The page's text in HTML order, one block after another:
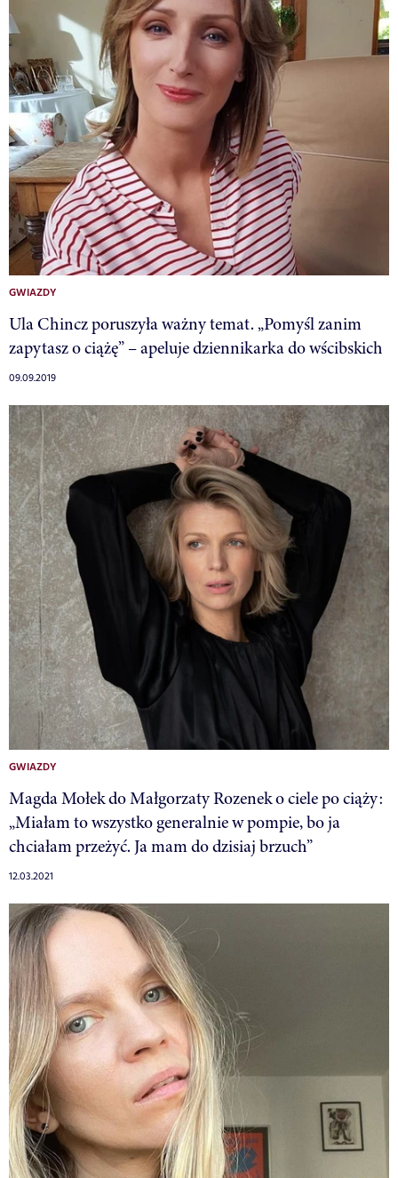
GWIAZDY
Ula Chincz poruszyła ważny temat. „Pomyśl zanim
zapytasz o ciążę” – apeluje dziennikarka do wścibskich
09.09.2019
GWIAZDY
Magda Mołek do Małgorzaty Rozenek o ciele po ciąży:
„Miałam to wszystko generalnie w pompie, bo ja
chciałam przeżyć. Ja mam do dzisiaj brzuch”
12.03.2021